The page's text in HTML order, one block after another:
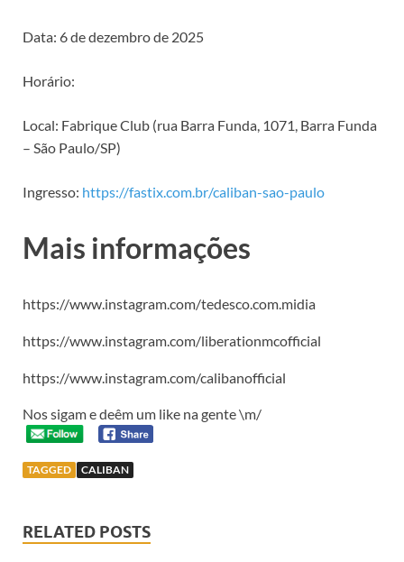
Data: 6 de dezembro de 2025
Horário:
Local: Fabrique Club (rua Barra Funda, 1071, Barra Funda
– São Paulo/SP)
Ingresso: https://fastix.com.br/caliban-sao-paulo
Mais informações
https://www.instagram.com/tedesco.com.midia
https://www.instagram.com/liberationmcofficial
https://www.instagram.com/calibanofficial
Nos sigam e deêm um like na gente \m/
TAGGED CALIBAN
RELATED POSTS